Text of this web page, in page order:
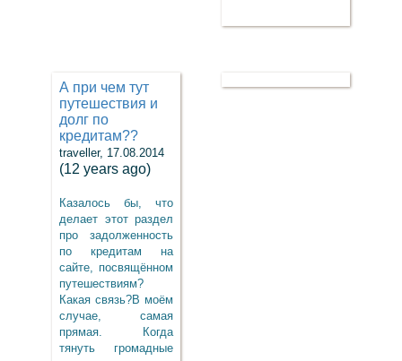
А при чем тут
путешествия и
долг по
кредитам??
traveller, 17.08.2014
(12 years ago)
Казалось бы, что
делает этот раздел
про задолженность
по кредитам на
сайте, посвящённом
путешествиям?
Какая связь?В моём
случае, самая
прямая. Когда
тянуть громадные